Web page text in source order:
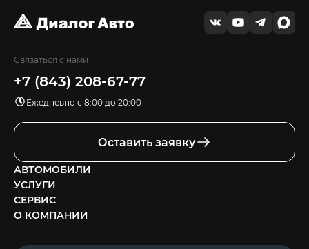
Связаться с нами
+7 (843) 208-67-77
Ежедневно с 8:00 до 20:00
Оставить заявку
АВТОМОБИЛИ
УСЛУГИ
СЕРВИС
О КОМПАНИИ